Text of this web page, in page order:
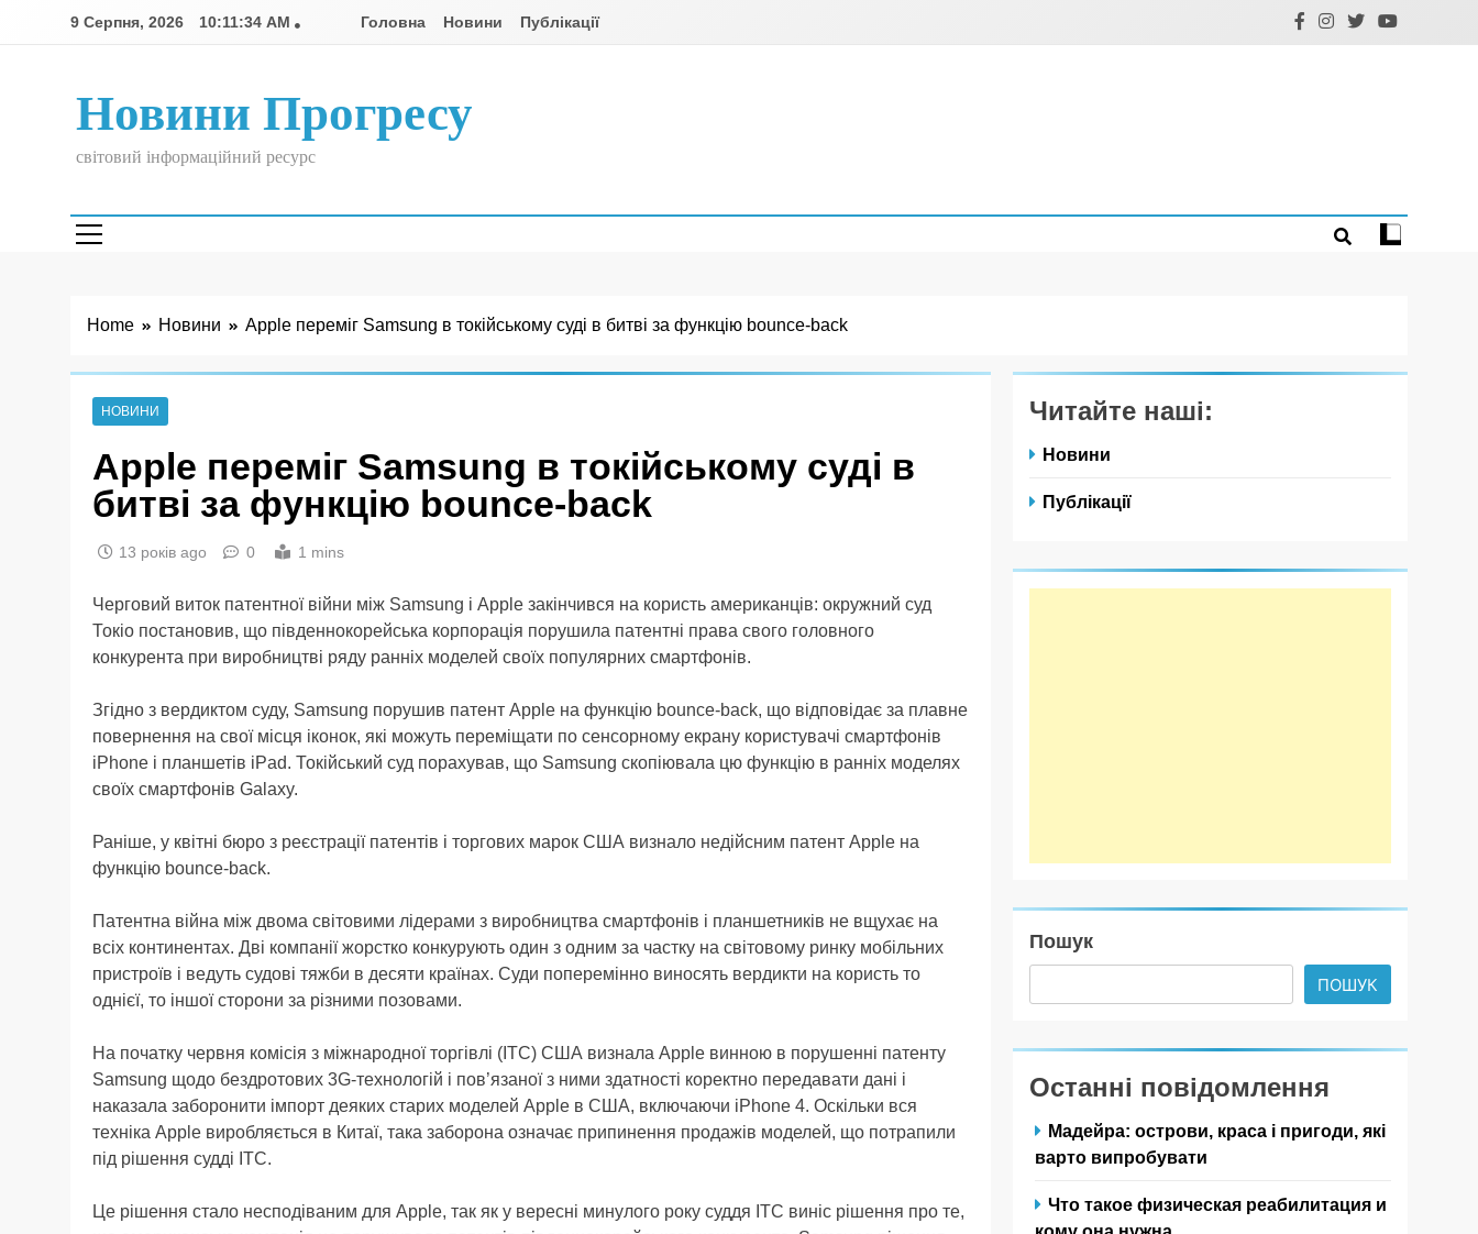
9 Серпня, 2026 10:11:35 AM Головна Новини Публікації
Новини Прогресу
світовий інформаційний ресурс
Home Новини Apple переміг Samsung в токійському суді в битві за функцію bounce-back
НОВИНИ
Apple переміг Samsung в токійському суді в
битві за функцію bounce-back
13 років ago 0 1 mins
Черговий виток патентної війни між Samsung і Apple закінчився на користь американців: окружний суд
Токіо постановив, що південнокорейська корпорація порушила патентні права свого головного
конкурента при виробництві ряду ранніх моделей своїх популярних смартфонів.
Згідно з вердиктом суду, Samsung порушив патент Apple на функцію bounce-back, що відповідає за плавне
повернення на свої місця іконок, які можуть переміщати по сенсорному екрану користувачі смартфонів
iPhone і планшетів iPad. Токійський суд порахував, що Samsung скопіювала цю функцію в ранніх моделях
своїх смартфонів Galaxy.
Раніше, у квітні бюро з реєстрації патентів і торгових марок США визнало недійсним патент Apple на
функцію bounce-back.
Патентна війна між двома світовими лідерами з виробництва смартфонів і планшетників не вщухає на
всіх континентах. Дві компанії жорстко конкурують один з одним за частку на світовому ринку мобільних
пристроїв і ведуть судові тяжби в десяти країнах. Суди поперемінно виносять вердикти на користь то
однієї, то іншої сторони за різними позовами.
На початку червня комісія з міжнародної торгівлі (ITC) США визнала Apple винною в порушенні патенту
Samsung щодо бездротових 3G-технологій і пов’язаної з ними здатності коректно передавати дані і
наказала заборонити імпорт деяких старих моделей Apple в США, включаючи iPhone 4. Оскільки вся
техніка Apple виробляється в Китаї, така заборона означає припинення продажів моделей, що потрапили
під рішення судді ITC.
Це рішення стало несподіваним для Apple, так як у вересні минулого року суддя ITC виніс рішення про те,
Читайте наші:
Новини
Публікації
Пошук
ПОШУК
Останні повідомлення
Мадейра: острови, краса і пригоди, які
варто випробувати
Что такое физическая реабилитация и